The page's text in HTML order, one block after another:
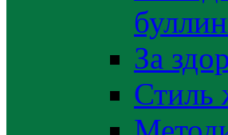
За
Стиль